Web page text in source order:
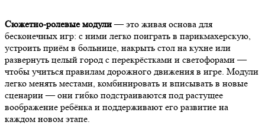
Сюжетно-ролевые модули— это живая основа для
бесконечных игр: с ними легко поиграть в парикмахерскую,
устроить приём в больнице, накрыть стол на кухне или
развернуть целый город с перекрёстками и светофорами —
чтобы учиться правилам дорожного движения в игре. Модули
легко менять местами, комбинировать и вписывать в новые
сценарии — они гибко подстраиваются под растущее
воображение ребёнка и поддерживают его развитие на
каждом новом этапе.